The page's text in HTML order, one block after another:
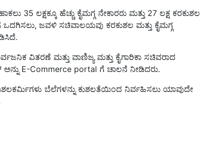
35 ಲಕ್ಷಕ್ಕೂ ಹೆಚ್ಚು ಕೈಮಗ್ಗ ನೇಕಾರರು ಮತ್ತು 27 ಲಕ್ಷ ಕರಕುಶಲ
ಒದಗಿಸಲು, ಜವಳಿ ಸಚಿವಾಲಯವು ಕರಕುಶಲ ಮತ್ತು ಕೈಮಗ್ಗ
ವಿತರಣೆ ಮತ್ತು ವಾಣಿಜ್ಯ ಮತ್ತು ಕೈಗಾರಿಕಾ ಸಚಿವರಾದ
E-Commerce portal ಗೆ ಚಾಲನೆ ನೀಡಿದರು.
ಬೆಲೆಗಳನ್ನು ಕುಶಲತೆಯಿಂದ ನಿರ್ವಹಿಸಲು ಯಾವುದೇ